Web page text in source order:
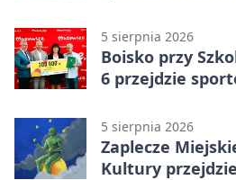
5 sierpnia 2026
Boisko przy
6 przejdzie
5 sierpnia 2026
Zaplecze
Kultury